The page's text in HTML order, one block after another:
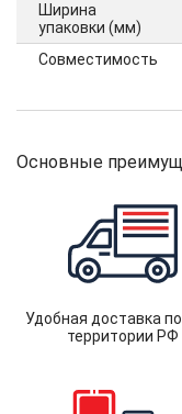
Ширина
упаковки (мм)
Совместимость
Основные
Удобная доставка
территории РФ